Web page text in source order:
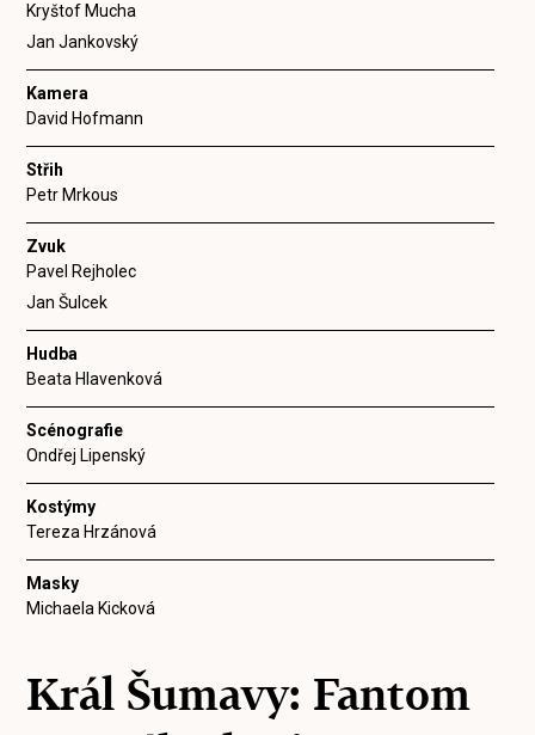
Kryštof Mucha
Jan Jankovský
Kamera
David Hofmann
Střih
Petr Mrkous
Zvuk
Pavel Rejholec
Jan Šulcek
Hudba
Beata Hlavenková
Scénografie
Ondřej Lipenský
Kostýmy
Tereza Hrzánová
Masky
Michaela Kicková
Král Šumavy: Fantom